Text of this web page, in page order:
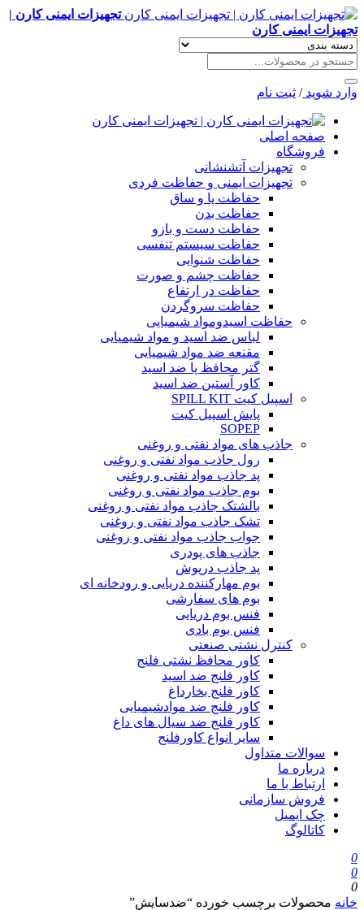
تجهیزات ایمنی کارن |
تجهیزات ایمنی کارن
وارد شوید / ثبت نام
صفحه اصلی
فروشگاه
تجهیزات آتشنشانی
تجهیزات ایمنی و حفاظت فردی
حفاظت پا و ساق
حفاظت بدن
حفاظت دست و بازو
حفاظت سیستم تنفسی
حفاظت شنوایی
حفاظت چشم و صورت
حفاظت در ارتفاع
حفاظت سروگردن
حفاظت اسیدومواد شیمیایی
لباس ضد اسید و مواد شیمیایی
مقنعه ضد مواد شیمیایی
گتر محافظ پا ضد اسید
کاور آستین ضد اسید
اسپیل کیت SPILL KIT
پایش اسپیل کیت
SOPEP
جاذب های مواد نفتی و روغنی
رول جاذب مواد نفتی و روغنی
پد جاذب مواد نفتی و روغنی
بوم جاذب مواد نفتی و روغنی
بالشتک جاذب مواد نفتی و روغنی
تشک جاذب مواد نفتی و روغنی
جواب جاذب مواد نفتی و روغنی
جاذب های پودری
پد جاذب درپوش
بوم مهارکننده دریایی و رودخانه ای
بوم های سفارشی
فنس بوم دریایی
فنس بوم بادی
کنترل نشتی صنعتی
کاور محافظ نشتی فلنج
کاور فلنج ضد اسید
کاور فلنج بخارداغ
کاور فلنج ضد موادشیمیایی
کاور فلنج ضد سیال های داغ
سایر انواع کاورفلنج
سوالات متداول
درباره ما
ارتباط با ما
فروش سازمانی
چک ایمیل
کاتالوگ
0
0
0
خانه محصولات برچسب خورده “ضدسایش”